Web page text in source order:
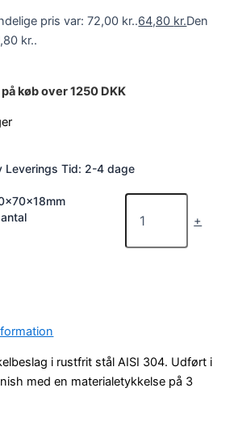
pris var: 72,00 kr..64,80 kr.Den
kr..
på køb over 1250 DKK
Leverings Tid: 2-4 dage
+
i rustfrit stål AISI 304. Udført i
med en materialetykkelse på 3